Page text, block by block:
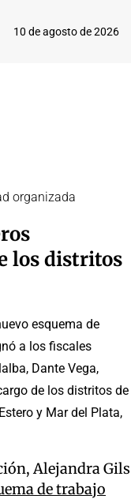
10 de agosto de 2026
organizada
los distritos
esquema de
a los fiscales
Dante Vega,
de los distritos de
y Mar del Plata,
Alejandra Gils
de trabajo